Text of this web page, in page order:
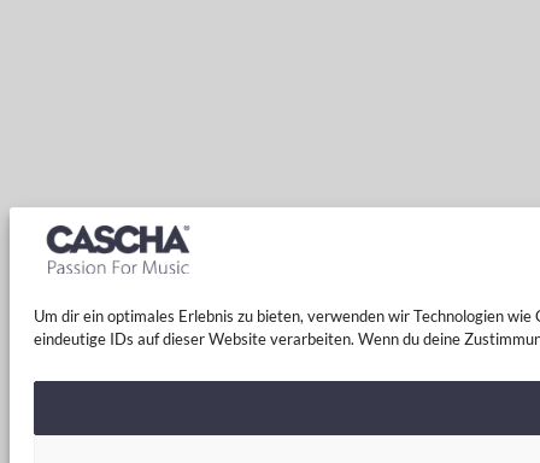
Um dir ein optimales Erlebnis zu bieten, verwenden wir Technologien
eindeutige IDs auf dieser Website verarbeiten. Wenn du deine